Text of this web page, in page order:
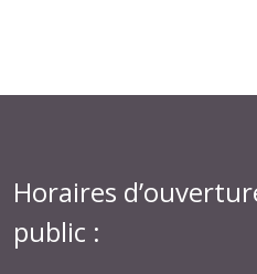
Horaires
public :